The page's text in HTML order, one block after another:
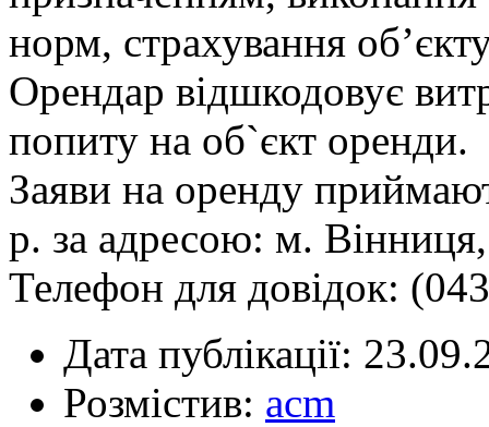
норм, страхування
Орендар відшкодовує
попиту на об`єкт оренди.
Заяви на оренду
р. за адресою: м.
Телефон для довідок:
Дата публікації:
Розмістив: acm